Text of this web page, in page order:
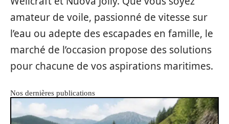
amateur de voile, passionné de vitesse sur
l’eau ou adepte des escapades en famille, le
marché de l’occasion propose des solutions
pour chacune de vos aspirations maritimes.
Nos dernières publications